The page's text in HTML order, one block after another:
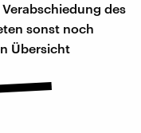
des
sonst noch
Übersicht